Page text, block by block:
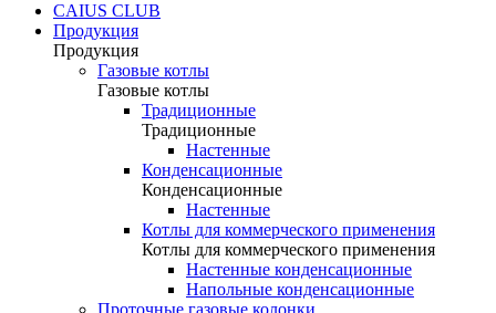
CAIUS CLUB
Продукция
Продукция
Газовые котлы
Газовые котлы
Традиционные
Традиционные
Настенные
Конденсационные
Конденсационные
Настенные
Котлы для коммерческого применения
Котлы для коммерческого применения
Настенные конденсационные
Напольные конденсационные
Проточные газовые колонки